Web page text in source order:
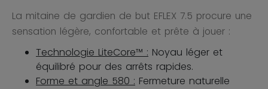
La mitaine de gardien de but EFLEX 7.5 procure une
sensation légère, confortable et prête à jouer :
Technologie LiteCore™ : Noyau léger et
équilibré pour des arrêts rapides.
Forme et angle 580 : Fermeture naturelle